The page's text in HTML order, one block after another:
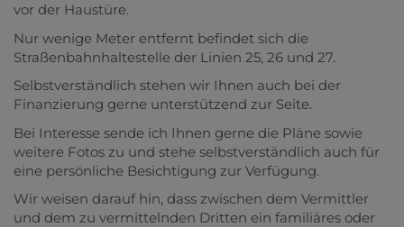
vor der Haustüre.
Nur wenige Meter entfernt befindet sich die
Straßenbahnhaltestelle der Linien 25, 26 und 27.
Selbstverständlich stehen wir Ihnen auch bei der
Finanzierung gerne unterstützend zur Seite.
Bei Interesse sende ich Ihnen gerne die Pläne sowie
weitere Fotos zu und stehe selbstverständlich auch für
eine persönliche Besichtigung zur Verfügung.
Wir weisen darauf hin, dass zwischen dem Vermittler
und dem zu vermittelnden Dritten ein familiäres oder